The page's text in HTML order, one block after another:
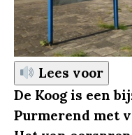
Lees voor
De Koog is een
Purmerend met